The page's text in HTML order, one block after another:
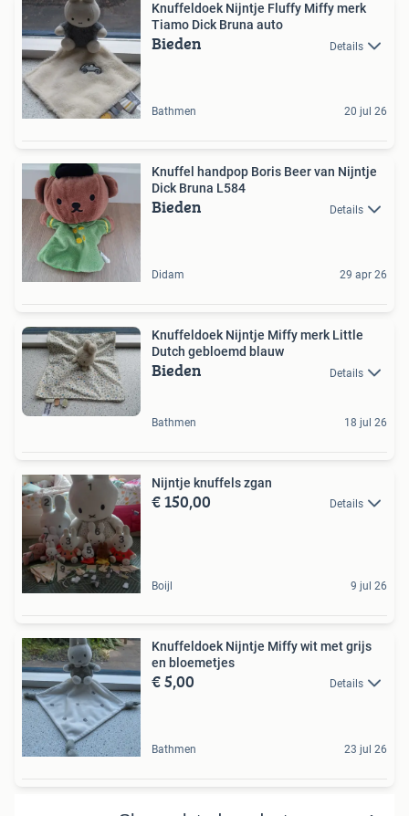
Knuffeldoek Nijntje Fluffy Miffy merk
Tiamo Dick Bruna auto
Bieden Details
Bathmen 20 jul 26
Knuffel handpop Boris Beer van Nijntje
Dick Bruna L584
Bieden Details
Didam 29 apr 26
Knuffeldoek Nijntje Miffy merk Little
Dutch gebloemd blauw
Bieden Details
Bathmen 18 jul 26
Nijntje knuffels zgan
€ 150,00 Details
Boijl 9 jul 26
Knuffeldoek Nijntje Miffy wit met grijs
en bloemetjes
€ 5,00 Details
Bathmen 23 jul 26